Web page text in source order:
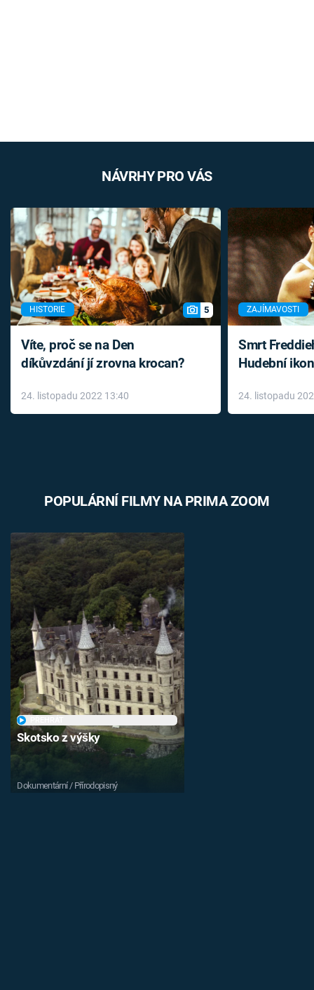
NÁVRHY PRO VÁS
HISTORIE 5
Víte, proč se na Den
díkůvzdání jí zrovna krocan?
24. listopadu 2022 13:40
ZAJÍMAVOSTI
Smrt
Hudební
léky
24. listopadu
POPULÁRNÍ FILMY NA PRIMA ZOOM
Skotsko z výšky
Dokumentární / Přírodopisný